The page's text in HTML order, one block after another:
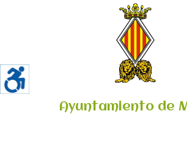
Ayuntamiento de